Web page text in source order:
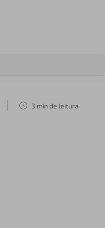
3 min de leitura